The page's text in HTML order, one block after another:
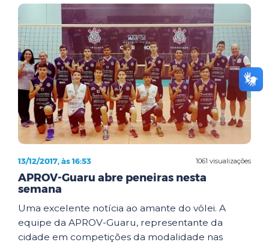
1061 visualizações
13/12/2017, às 16:53
APROV-Guaru abre peneiras nesta
semana
Uma excelente notícia ao amante do vôlei. A
equipe da APROV-Guaru, representante da
cidade em competições da modalidade nas